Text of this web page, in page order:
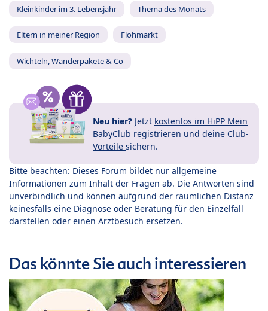
Kleinkinder im 3. Lebensjahr Thema des Monats
Eltern in meiner Region Flohmarkt
Wichteln, Wanderpakete & Co
Neu hier? Jetzt kostenlos im HiPP Mein
BabyClub registrieren und deine Club-
Vorteile sichern.
Bitte beachten: Dieses Forum bildet nur allgemeine
Informationen zum Inhalt der Fragen ab. Die Antworten sind
unverbindlich und können aufgrund der räumlichen Distanz
keinesfalls eine Diagnose oder Beratung für den Einzelfall
darstellen oder einen Arztbesuch ersetzen.
Das könnte Sie auch interessieren